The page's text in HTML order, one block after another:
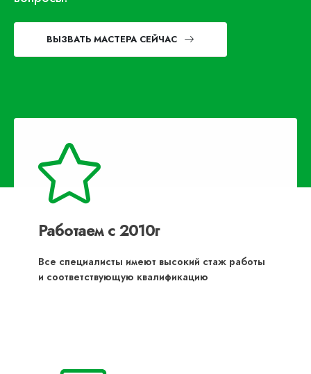
ВЫЗВАТЬ МАСТЕРА СЕЙЧАС
Работаем с 2010г
Все специалисты имеют высокий стаж работы
и соответствующую квалификацию